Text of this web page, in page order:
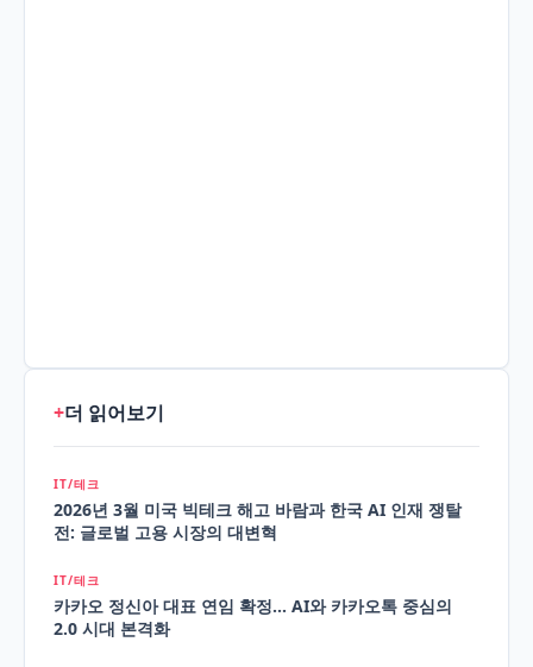
+더 읽어보기
IT/테크
2026년 3월 미국 빅테크 해고 바람과 한국 AI 인재 쟁탈
전: 글로벌 고용 시장의 대변혁
IT/테크
카카오 정신아 대표 연임 확정... AI와 카카오톡 중심의
2.0 시대 본격화